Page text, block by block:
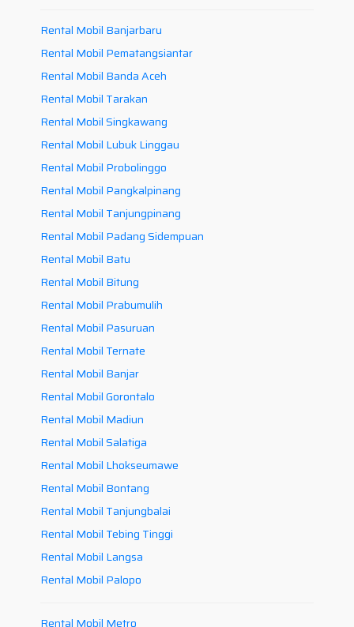
Rental Mobil Banjarbaru
Rental Mobil Pematangsiantar
Rental Mobil Banda Aceh
Rental Mobil Tarakan
Rental Mobil Singkawang
Rental Mobil Lubuk Linggau
Rental Mobil Probolinggo
Rental Mobil Pangkalpinang
Rental Mobil Tanjungpinang
Rental Mobil Padang Sidempuan
Rental Mobil Batu
Rental Mobil Bitung
Rental Mobil Prabumulih
Rental Mobil Pasuruan
Rental Mobil Ternate
Rental Mobil Banjar
Rental Mobil Gorontalo
Rental Mobil Madiun
Rental Mobil Salatiga
Rental Mobil Lhokseumawe
Rental Mobil Bontang
Rental Mobil Tanjungbalai
Rental Mobil Tebing Tinggi
Rental Mobil Langsa
Rental Mobil Palopo
Rental Mobil Metro